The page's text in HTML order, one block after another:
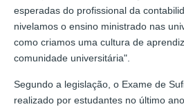
esperadas do profissional da
nivelamos o ensino ministrado nas
como criamos uma cultura de
comunidade universitária".
Segundo a legislação, o Exame de
realizado por estudantes no último